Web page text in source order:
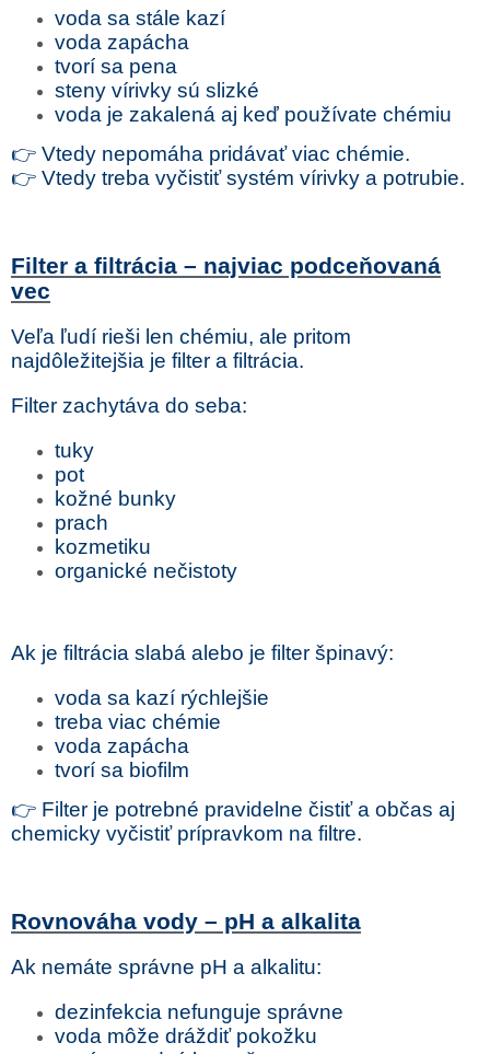
voda sa stále kazí
voda zapácha
tvorí sa pena
steny vírivky sú slizké
voda je zakalená aj keď používate chémiu
👉 Vtedy nepomáha pridávať viac chémie.
👉 Vtedy treba vyčistiť systém vírivky a potrubie.
Filter a filtrácia – najviac podceňovaná
vec
Veľa ľudí rieši len chémiu, ale pritom
najdôležitejšia je filter a filtrácia.
Filter zachytáva do seba:
tuky
pot
kožné bunky
prach
kozmetiku
organické nečistoty
Ak je filtrácia slabá alebo je filter špinavý:
voda sa kazí rýchlejšie
treba viac chémie
voda zapácha
tvorí sa biofilm
👉 Filter je potrebné pravidelne čistiť a občas aj
chemicky vyčistiť prípravkom na filtre.
Rovnováha vody – pH a alkalita
Ak nemáte správne pH a alkalitu:
dezinfekcia nefunguje správne
voda môže dráždiť pokožku